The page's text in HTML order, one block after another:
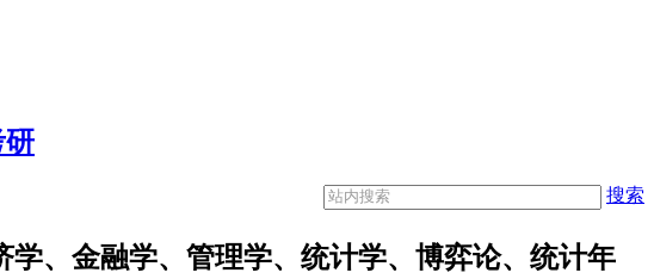
研
搜索
、金融学、管理学、统计学、博弈论、统计年